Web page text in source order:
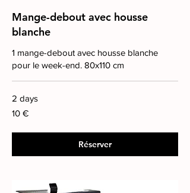
Mange-debout avec housse
blanche
1 mange-debout avec housse blanche
pour le week-end. 80x110 cm
2 days
10
euros
10 €
Réserver